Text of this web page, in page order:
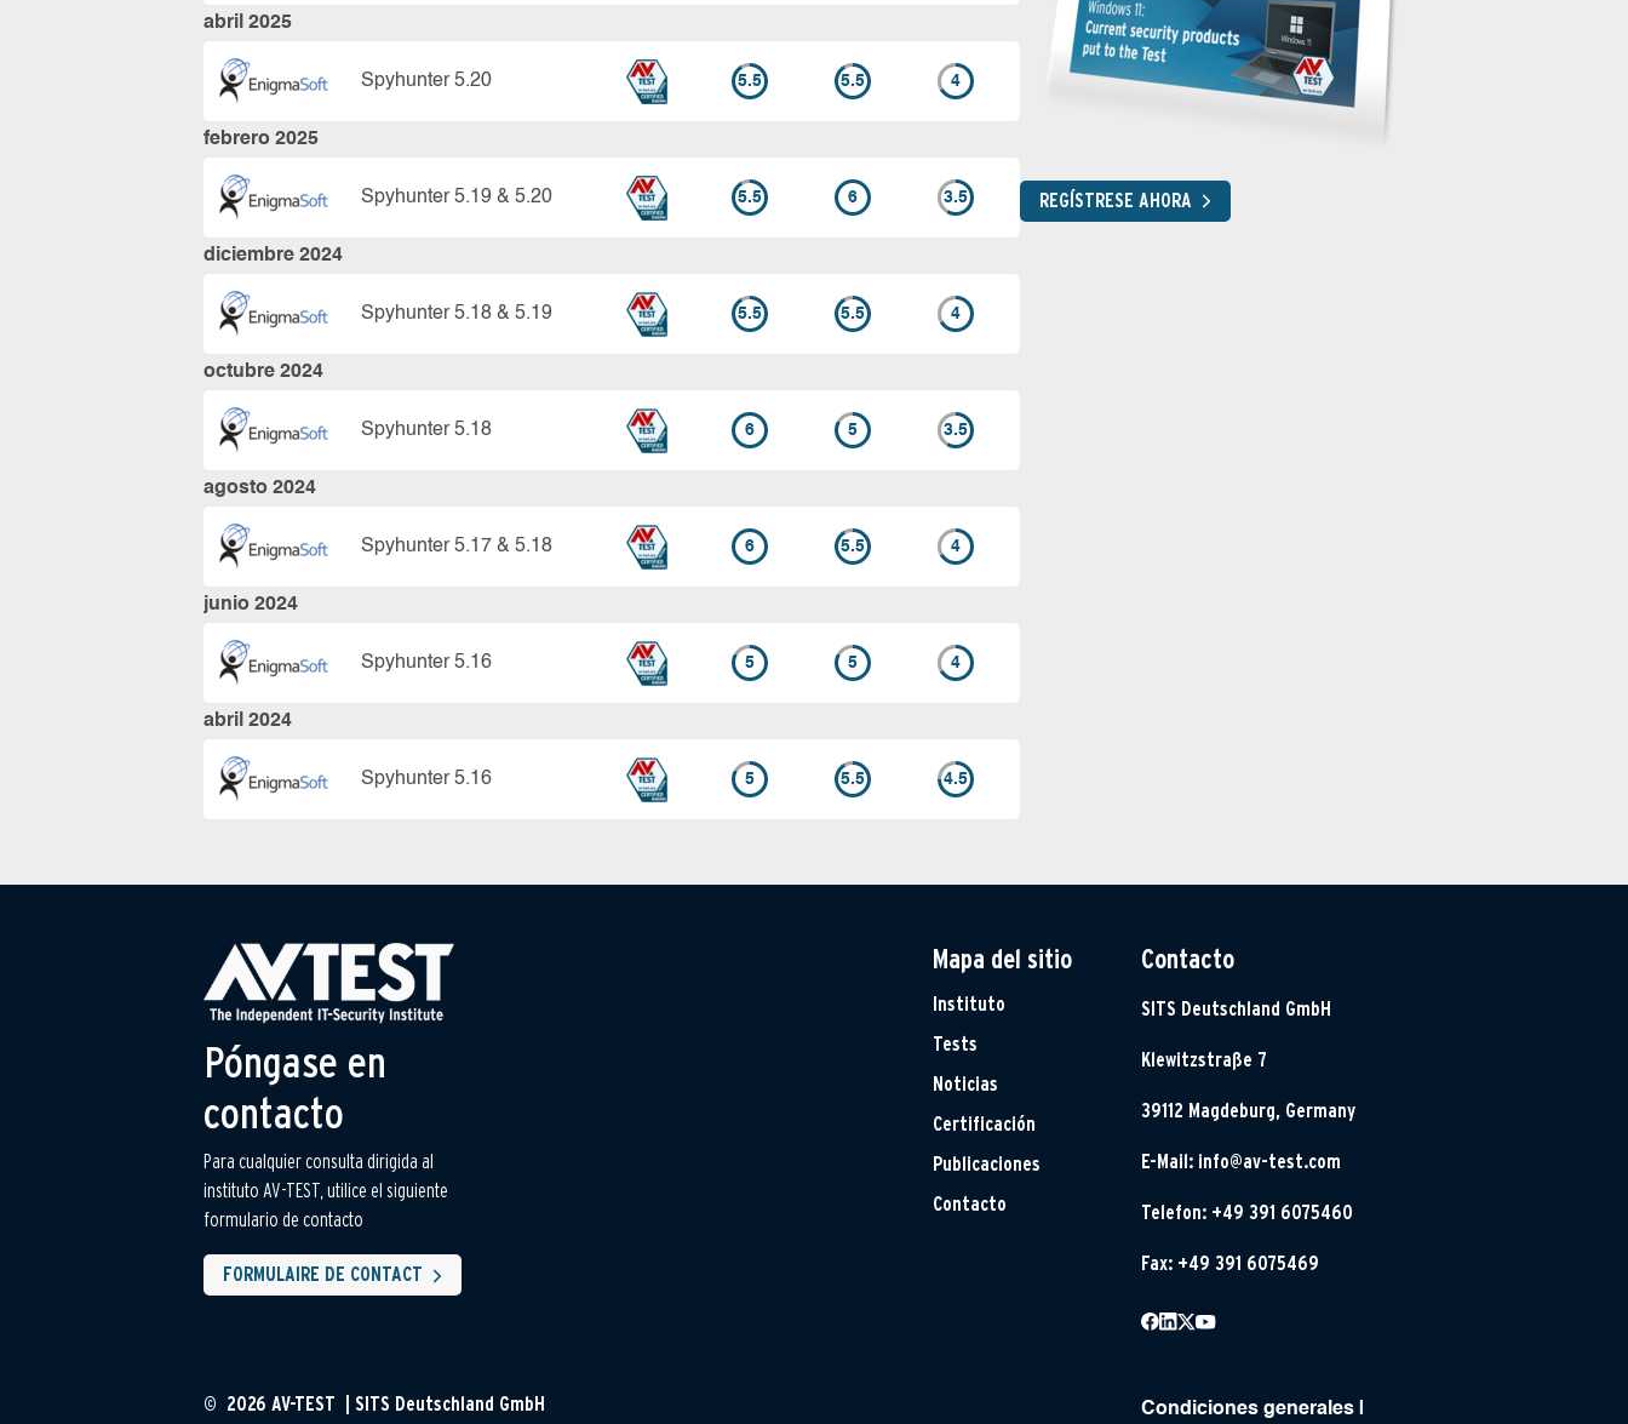
abril 2025
Spyhunter 5.20 5.5 5.5 4
febrero 2025
Spyhunter 5.19 & 5.20 5.5 6 3.5
diciembre 2024
Spyhunter 5.18 & 5.19 5.5 5.5 4
octubre 2024
Spyhunter 5.18 6 5 3.5
agosto 2024
Spyhunter 5.17 & 5.18 6 5.5 4
junio 2024
Spyhunter 5.16 5 5 4
abril 2024
Spyhunter 5.16 5 5.5 4.5
REGÍSTRESE AHORA
Póngase en
contacto
Para cualquier consulta dirigida al
instituto AV-TEST, utilice el siguiente
formulario de contacto
FORMULAIRE DE CONTACT
Mapa del sitio
Instituto
Tests
Noticias
Certificación
Publicaciones
Contacto
Contacto
SITS Deutschland GmbH
Klewitzstraße 7
39112 Magdeburg, Germany
E-Mail: info@av-test.com
Telefon: +49 391 6075460
Fax: +49 391 6075469
Condiciones generales
© 2026 AV-TEST | SITS Deutschland GmbH